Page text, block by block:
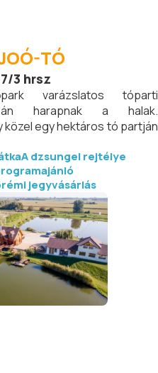
TÓ
3 hrsz
varázslatos tóparti
harapnak a halak.
közel egy hektáros tó partján
A dzsungel rejtélye
jegyvásárlás